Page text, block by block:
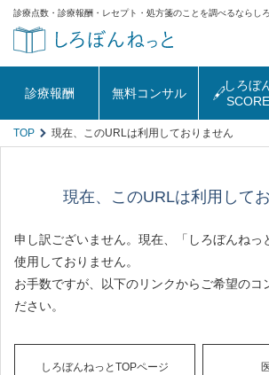
診療点数・診療報酬・レセプト・処方箋のことを調べるならし
診療報酬 無料コンサル
しろぼ
SCORE
TOP 現在、このURLは利用しておりません
現在、このURLは利用して
申し訳ございません。現在、「しろぼんねっ
使用しておりません。
お手数ですが、以下のリンクからご希望のコ
ださい。
しろぼんねっとTOPページ